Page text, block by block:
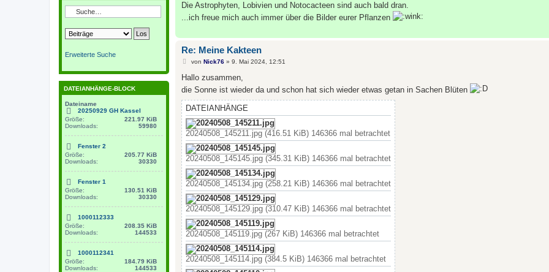
g
Die Astrophyten, Lobivien und Notocacteen sind auch bald dran.
...ich freue mich auch immer über die Bilder eurer Pflanzen
Re: Meine Kakteen
B
i
r
g
von Nick76» 9. Mai 2024, 12:51
Hallo zusammen,
die Sonne ist wieder da und schon hat sich wieder etwas getan in Sachen Blüten
DATEIANHÄNGE
20240508_145211.jpg (416.51 KiB) 146366 mal betrachtet
20240508_145145.jpg (345.31 KiB) 146366 mal betrachtet
20240508_145134.jpg (258.21 KiB) 146366 mal betrachtet
20240508_145129.jpg (310.47 KiB) 146366 mal betrachtet
20240508_145119.jpg (267 KiB) 146366 mal betrachtet
20240508_145114.jpg (384.5 KiB) 146366 mal betrachtet
Erweiterte Suche
DATEIANHÄNGE-BLOCK
Dateiname
20250929 GH Kassel
Größe:
221.97 KiB
Downloads:
59980
Fenster 2
Größe:
205.77 KiB
Downloads:
30330
Fenster 1
Größe:
130.51 KiB
Downloads:
30330
1000112333
Größe:
208.35 KiB
Downloads:
144533
1000112341
Größe:
184.79 KiB
Downloads:
144533